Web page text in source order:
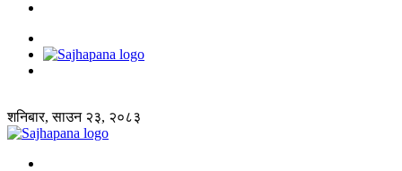
शनिबार, साउन २३, २०८३